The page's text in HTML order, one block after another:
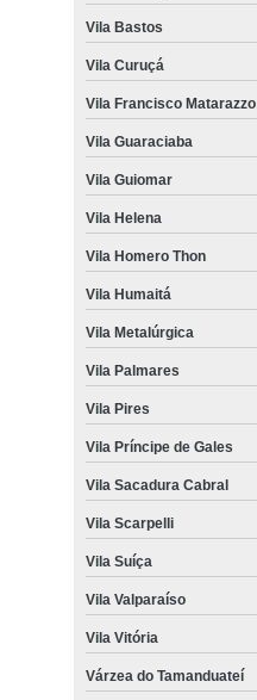
Vila Bastos
Vila Curuçá
Vila Francisco Matarazzo
Vila Guaraciaba
Vila Guiomar
Vila Helena
Vila Homero Thon
Vila Humaitá
Vila Metalúrgica
Vila Palmares
Vila Pires
Vila Príncipe de Gales
Vila Sacadura Cabral
Vila Scarpelli
Vila Suíça
Vila Valparaíso
Vila Vitória
Várzea do Tamanduateí